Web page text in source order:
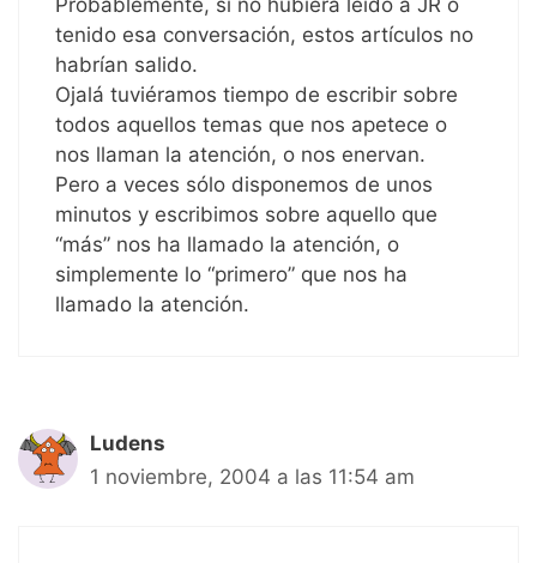
Probablemente, si no hubiera leido a JR o
tenido esa conversación, estos artículos no
habrían salido.
Ojalá tuviéramos tiempo de escribir sobre
todos aquellos temas que nos apetece o
nos llaman la atención, o nos enervan.
Pero a veces sólo disponemos de unos
minutos y escribimos sobre aquello que
“más” nos ha llamado la atención, o
simplemente lo “primero” que nos ha
llamado la atención.
Ludens
1 noviembre, 2004 a las 11:54 am